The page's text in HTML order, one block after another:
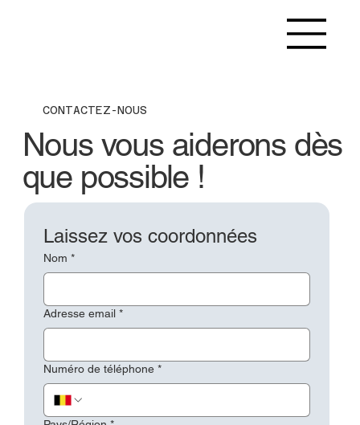
CONTACTEZ-NOUS
Laissez vos coordonnées
Nom *
Adresse email *
Numéro de téléphone *
Adresse multiligne
Nous vous aiderons dès
que possible !